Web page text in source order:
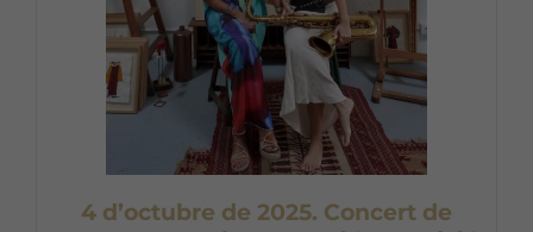
4 d’octubre de 2025. Concert de